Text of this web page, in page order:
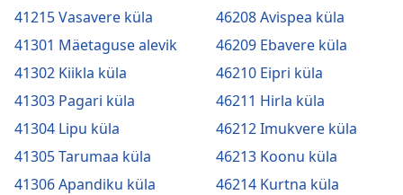
41215 Vasavere küla
41301 Mäetaguse alevik
41302 Kiikla küla
41303 Pagari küla
41304 Lipu küla
41305 Tarumaa küla
41306 Apandiku küla
46208 Avispea küla
46209 Ebavere küla
46210 Eipri küla
46211 Hirla küla
46212 Imukvere küla
46213 Koonu küla
46214 Kurtna küla